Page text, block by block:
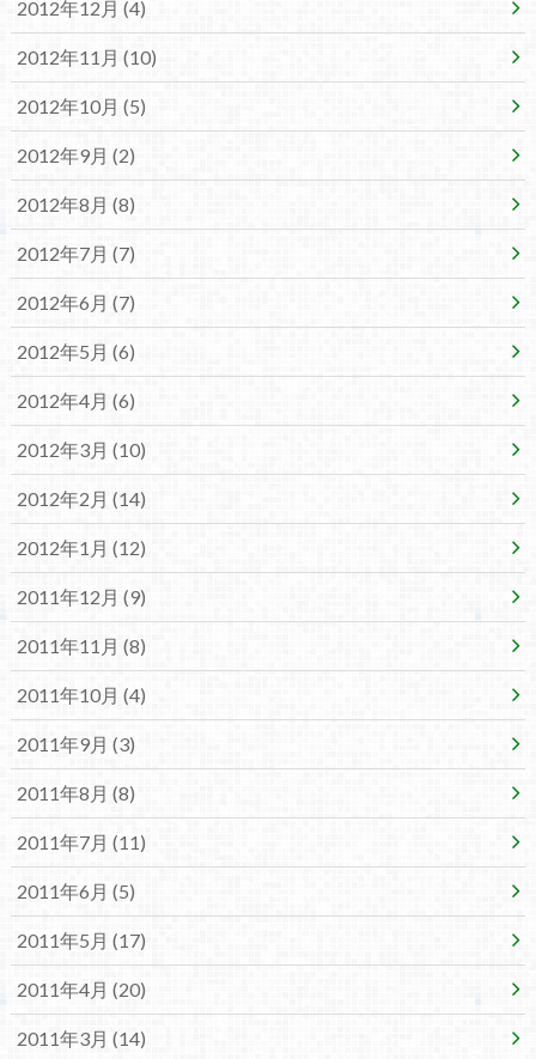
2012年12月 (4)
2012年11月 (10)
2012年10月 (5)
2012年9月 (2)
2012年8月 (8)
2012年7月 (7)
2012年6月 (7)
2012年5月 (6)
2012年4月 (6)
2012年3月 (10)
2012年2月 (14)
2012年1月 (12)
2011年12月 (9)
2011年11月 (8)
2011年10月 (4)
2011年9月 (3)
2011年8月 (8)
2011年7月 (11)
2011年6月 (5)
2011年5月 (17)
2011年4月 (20)
2011年3月 (14)